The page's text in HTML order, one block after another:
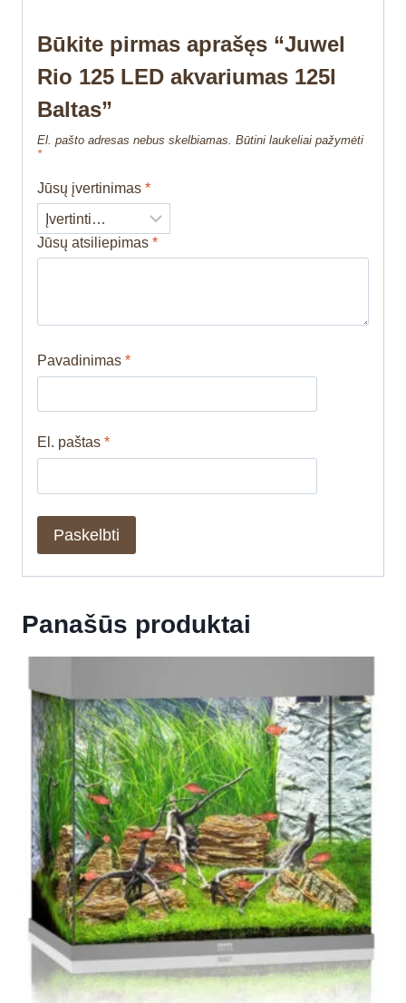
Būkite pirmas aprašęs “Juwel
Rio 125 LED akvariumas 125l
Baltas”
El. pašto adresas nebus skelbiamas. Būtini laukeliai pažymėti
*
Jūsų įvertinimas *
Jūsų atsiliepimas *
Pavadinimas *
El. paštas *
Panašūs produktai